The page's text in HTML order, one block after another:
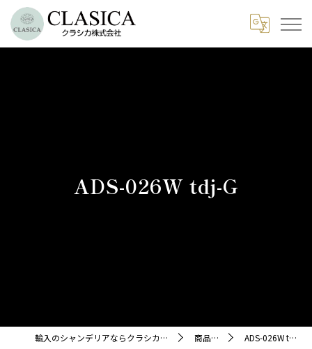
ADS-026W tdj-G
輸入のシャンデリアならクラシカ株式会社 商品紹介 ADS-026W tdj-G